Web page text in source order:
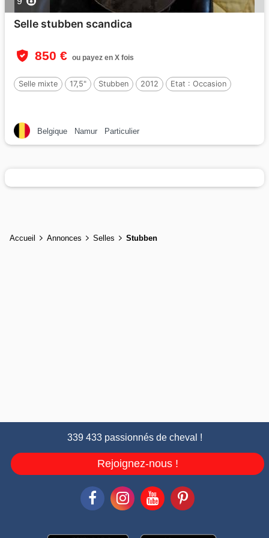
Selle stubben scandica
850 € ou payez en X fois
Selle mixte 17,5" Stubben 2012 Etat : Occasion
Belgique Namur Particulier
Accueil Annonces Selles Stubben
339 433 passionnés de cheval !
Rejoignez-nous !